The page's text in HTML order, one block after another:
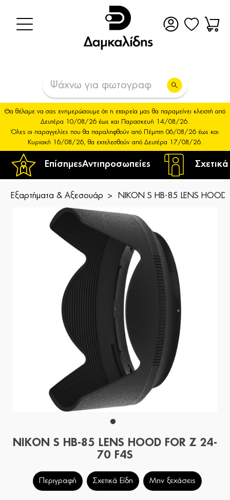
ΕπίσημεςΑντιπροσωπείες
Θα θέλαμε να σας ενημερώσουμε ότι η εταιρεία μας θα παραμείνει κλειστή από
Δευτέρα 10/08/26 έως και Παρασκευή 14/08/26.
Όλες οι παραγγελίες που θα παραληφθούν από Πέμπτη 06/08/26 έως και
Κυριακή 16/08/26, θα εκτελεσθούν από Δευτέρα 17/08/26.
Εξαρτήματα & Αξεσουάρ NIKON S HB-85 LENS
NIKON S HB-85 LENS HOOD FOR Z 24-
70 F4S
Περιγραφή Σχετικά Είδη Μην ξεχάσεις